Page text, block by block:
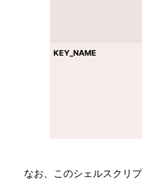
KEY_NAME
なお、このシェルスクリ